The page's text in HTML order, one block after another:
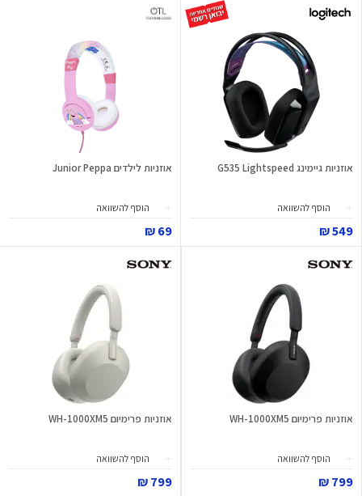
אוזניות גיימינג G535 Lightspeed
הוסף להשוואה
549 ₪
אוזניות לילדים Junior Peppa
הוסף להשוואה
69 ₪
אוזניות פרימיום WH-1000XM5
הוסף להשוואה
799 ₪
אוזניות פרימיום WH-1000XM5
הוסף להשוואה
799 ₪